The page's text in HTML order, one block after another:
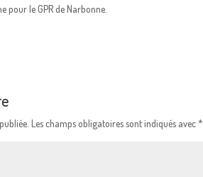
pour le GPR de Narbonne.
Les champs obligatoires sont indiqués avec*